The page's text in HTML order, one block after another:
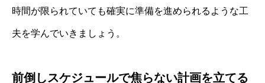
時間が限られていても確実に準備を進められるような工
夫を学んでいきましょう。
前倒しスケジュールで焦らない計画を立てる